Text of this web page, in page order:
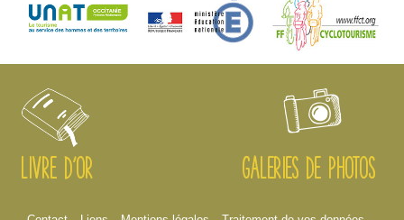
LIVRE D'OR GALERIES DE PHOTOS